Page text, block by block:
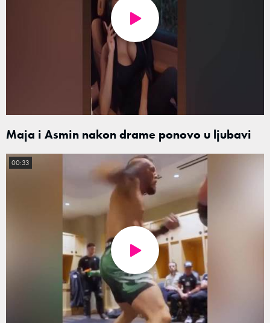
Maja i Asmin nakon drame ponovo u ljubavi
00:33